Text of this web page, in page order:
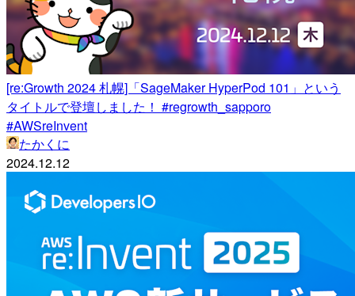
[re:Growth 2024 札幌]「SageMaker HyperPod 101」という
タイトルで登壇しました！ #regrowth_sapporo
#AWSreInvent
たかくに
2024.12.12